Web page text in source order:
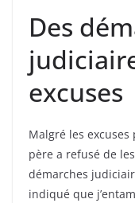
Des
excuses
Malgré les excuses
père a refusé de
démarches
indiqué que